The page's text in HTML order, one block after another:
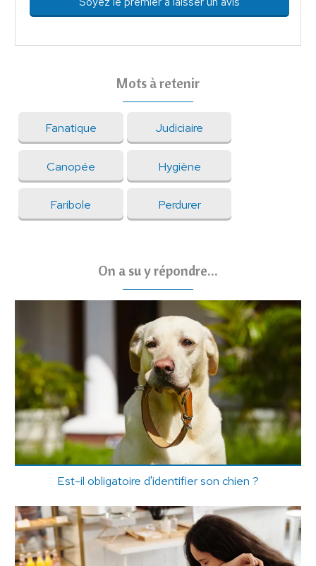
Mots à retenir
Fanatique Judiciaire
Canopée Hygiène
Faribole Perdurer
On a su y répondre...
Est-il obligatoire d'identifier son chien ?